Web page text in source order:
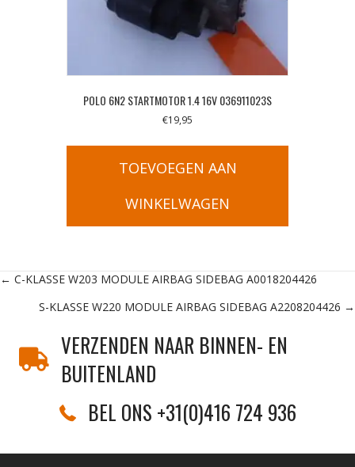
POLO 6N2 STARTMOTOR 1.4 16V 036911023S
€19,95
TOEVOEGEN AAN
WINKELWAGEN
Posts
navigation
← C-KLASSE W203 MODULE AIRBAG SIDEBAG A0018204426
S-KLASSE W220 MODULE AIRBAG SIDEBAG A2208204426 →
VERZENDEN NAAR BINNEN- EN
BUITENLAND
BEL ONS +31(0)416 724 936